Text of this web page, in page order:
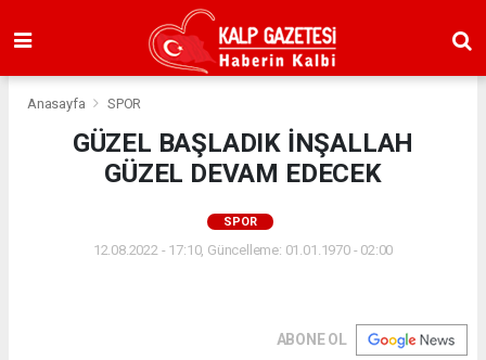
Anasayfa SPOR
GÜZEL BAŞLADIK İNŞALLAH
GÜZEL DEVAM EDECEK
SPOR
12.08.2022 - 17:10, Güncelleme: 01.01.1970 - 02:00
ABONE OL